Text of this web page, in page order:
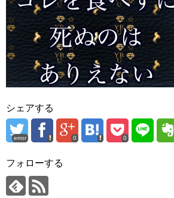
シェアする
error 0 0
フォローする